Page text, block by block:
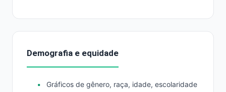
Demografia e equidade
Gráficos de gênero, raça, idade, escolaridade